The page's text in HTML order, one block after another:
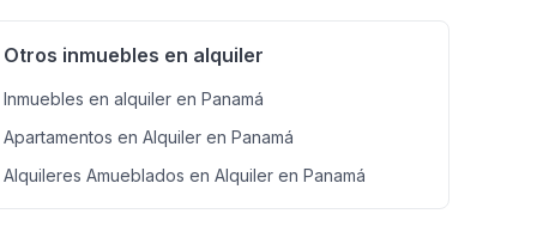
Otros inmuebles en alquiler
Inmuebles en alquiler en Panamá
Apartamentos en Alquiler en Panamá
Alquileres Amueblados en Alquiler en Panamá